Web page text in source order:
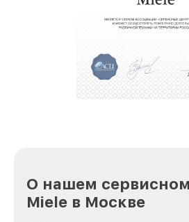
О нашем
Miele в Москве